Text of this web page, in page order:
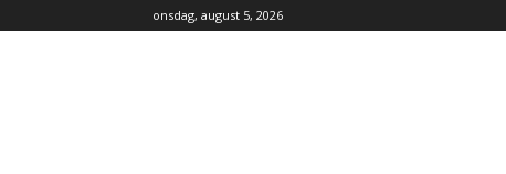
onsdag, august 5, 2026